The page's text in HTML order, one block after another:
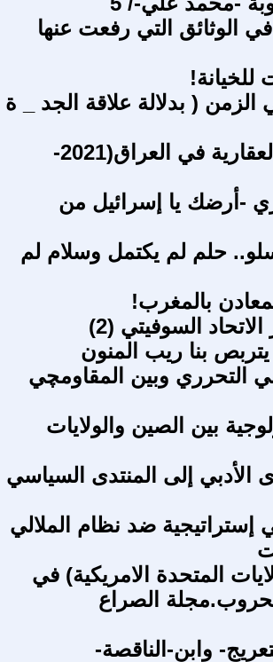
الوثائق التي رفعت عنها
للخيانة!
( بدلالة علاقة الجد _ ة
انتِفاخ وتلاشي الفُقاعة العقارية في العراق(2021-
-أرضك يا إسرائيل من
حلم لم يكتمل وسلام لم
بالمغرب!
الاتحاد السوفيتي (2)
بنا ريب المنون
التحرري وبين المقاومچي
بين الصين والولايات
الأدبي إلى المنتدى السياسي
إستراتيجية ضد نظام الملالي
المتحدة الامريكية) في
الصراع
وابن-الناقصة-